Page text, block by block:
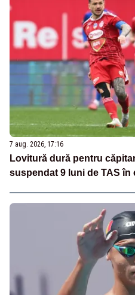
7 aug. 2026, 17:16
Lovitură dură pentru
suspendat 9 luni de TAS în